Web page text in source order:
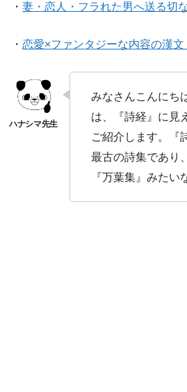
・ 妻・恋人・フラれた男へ送る切
・ 恋愛×ファンタジーな内容の漢
みなさんこんにち
は、『詩経』に見
ご紹介します。『
最古の詩集であり
『万葉集』みたい